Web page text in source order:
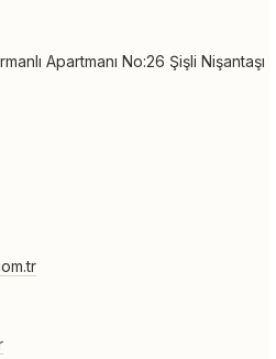
Apartmanı No:26 Şişli Nişantaşı